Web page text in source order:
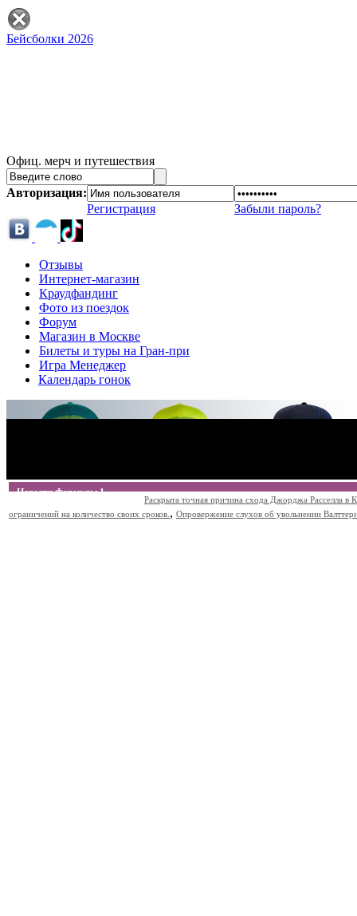
Бейсболки 2026
Офиц. мерч и путешествия
Авторизация:
Регистрация
Забыли пароль?
Отзывы
Интернет-магазин
Краудфандинг
Фото из поездок
Форум
Магазин в Москве
Билеты и туры на Гран-при
Игра Менеджер
Календарь гонок
Новости Формулы 1
Раскрыта точная причина схода Джорджа Расселла в
ограничений на количество своих сроков. , Опровержение слухов об увольнении